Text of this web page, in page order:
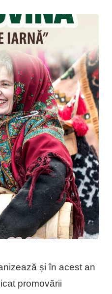
și în acest an
promovării